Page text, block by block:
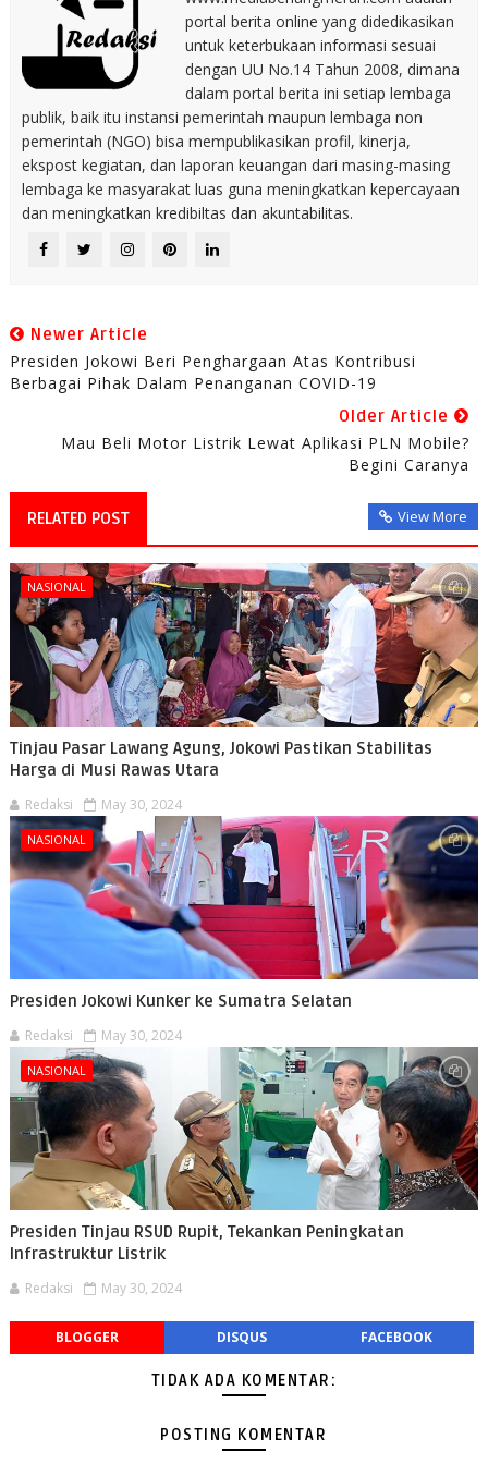
portal berita online yang didedikasikan
untuk keterbukaan informasi sesuai
dengan UU No.14 Tahun 2008, dimana
dalam portal berita ini setiap lembaga
publik, baik itu instansi pemerintah maupun lembaga non
pemerintah (NGO) bisa mempublikasikan profil, kinerja,
ekspost kegiatan, dan laporan keuangan dari masing-masing
lembaga ke masyarakat luas guna meningkatkan kepercayaan
dan meningkatkan kredibiltas dan akuntabilitas.
Newer Article
Presiden Jokowi Beri Penghargaan Atas Kontribusi
Berbagai Pihak Dalam Penanganan COVID-19
Older Article
Mau Beli Motor Listrik Lewat Aplikasi PLN Mobile?
Begini Caranya
RELATED POST View More
NASIONAL
Tinjau Pasar Lawang Agung, Jokowi Pastikan Stabilitas
Harga di Musi Rawas Utara
Redaksi May 30, 2024
NASIONAL
Presiden Jokowi Kunker ke Sumatra Selatan
Redaksi May 30, 2024
NASIONAL
Presiden Tinjau RSUD Rupit, Tekankan Peningkatan
Infrastruktur Listrik
Redaksi May 30, 2024
BLOGGER DISQUS FACEBOOK
TIDAK ADA KOMENTAR:
POSTING KOMENTAR